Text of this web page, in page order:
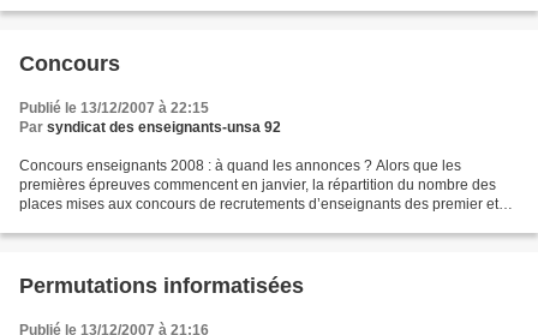
Concours
Publié le 13/12/2007 à 22:15
Par syndicat des enseignants-unsa 92
Concours enseignants 2008 : à quand les annonces ? Alors que les
premières épreuves commencent en janvier, la répartition du nombre des
places mises aux concours de recrutements d’enseignants des premier et
Permutations informatisées
Publié le 13/12/2007 à 21:16